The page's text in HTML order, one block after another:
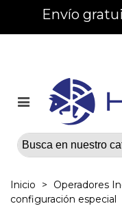
Envío
Inicio > Operadores
configuración especial